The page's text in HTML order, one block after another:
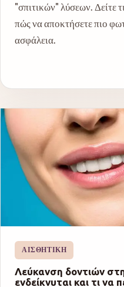
"σπιτικών" λύσεων. Δείτε
πώς να αποκτήσετε πιο
ασφάλεια.
ΑΙΣΘΗΤΙΚΉ
Λεύκανση δοντιών
ενδείκνυται και τι να